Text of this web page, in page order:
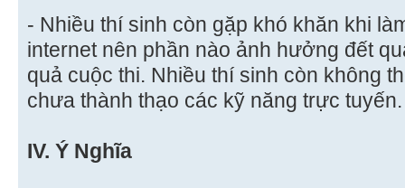
- Nhiều thí sinh còn gặp khó khăn khi
internet nên phần nào ảnh hưởng đết
quả cuộc thi. Nhiều thí sinh còn không
chưa thành thạo các kỹ năng trực tuyến.
IV. Ý Nghĩa